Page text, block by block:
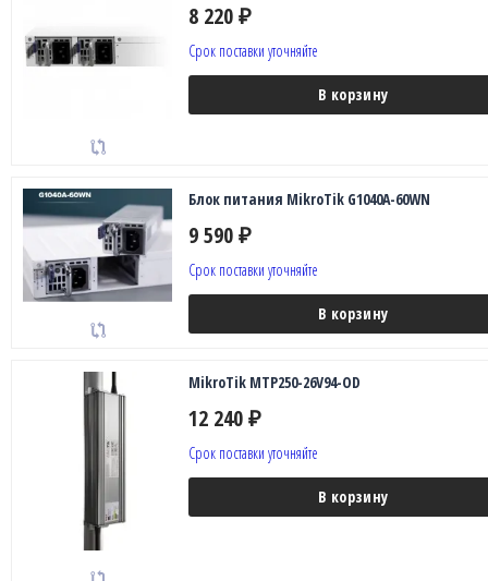
8 220 ₽
Срок поставки уточняйте
В корзину
Блок питания MikroTik G1040A-60WN
9 590 ₽
Срок поставки уточняйте
В корзину
MikroTik MTP250-26V94-OD
12 240 ₽
Срок поставки уточняйте
В корзину